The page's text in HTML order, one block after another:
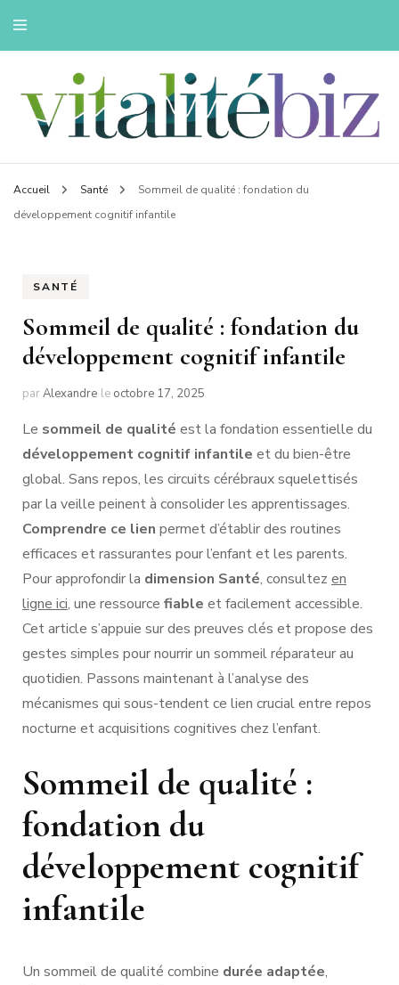
Vitalitebiz
Innovons pour une vie saine
Accueil Santé
Sommeil de qualité : fondation du
développement cognitif infantile
SANTÉ
Sommeil de qualité : fondation du
développement cognitif infantile
parAlexandre le octobre 17, 2025
Le sommeil de qualité est la fondation essentielle du
développement cognitif infantile et du bien-être
global. Sans repos, les circuits cérébraux squelettisés
par la veille peinent à consolider les apprentissages.
Comprendre ce lien permet d’établir des routines
efficaces et rassurantes pour l’enfant et les parents.
Pour approfondir la dimension Santé, consultez en
ligne ici, une ressource fiable et facilement accessible.
Cet article s’appuie sur des preuves clés et propose des
gestes simples pour nourrir un sommeil réparateur au
quotidien. Passons maintenant à l’analyse des
mécanismes qui sous-tendent ce lien crucial entre repos
nocturne et acquisitions cognitives chez l’enfant.
Sommeil de qualité :
fondation du
développement cognitif
infantile
Un sommeil de qualité combine durée adaptée,